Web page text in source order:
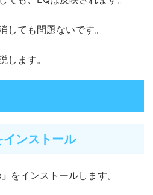
しても問題ないです。
します。
ンストール
をインストールします。